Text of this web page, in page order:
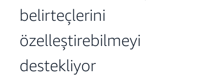
belirteçlerini
özelleştirebilmeyi
destekliyor